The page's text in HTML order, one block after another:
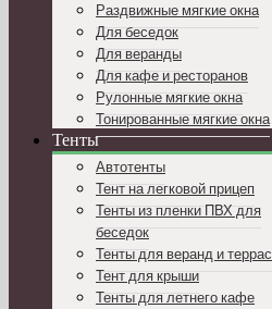
Раздвижные мягкие окна
Для беседок
Для веранды
Для кафе и ресторанов
Рулонные мягкие окна
Тонированные мягкие окна
Тенты
Автотенты
Тент на легковой прицеп
Тенты из пленки ПВХ для
беседок
Тенты для веранд и террас
Тент для крыши
Тенты для летнего кафе